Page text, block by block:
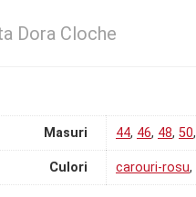
Dora Cloche
Masuri 44, 46, 48, 50,
Culori carouri-rosu,